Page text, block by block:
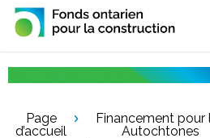
Page
d’accueil
Financement pour
Autochtones